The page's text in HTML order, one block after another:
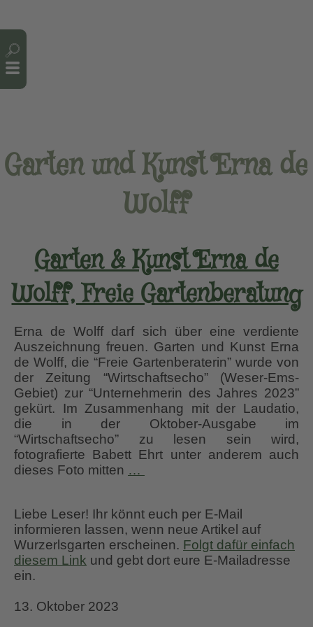
Garten und Kunst Erna de
Wolff
Garten & Kunst Erna de
Wolff, Freie Gartenberatung
Erna de Wolff darf sich über eine verdiente
Auszeichnung freuen. Garten und Kunst Erna
de Wolff, die “Freie Gartenberaterin” wurde von
der Zeitung “Wirtschaftsecho” (Weser-Ems-
Gebiet) zur “Unternehmerin des Jahres 2023”
gekürt. Im Zusammenhang mit der Laudatio,
die in der Oktober-Ausgabe im
“Wirtschaftsecho” zu lesen sein wird,
fotografierte Babett Ehrt unter anderem auch
dieses Foto mitten …
Erna
de
Wolff,
Freie
Liebe Leser! Ihr könnt euch per E-Mail
informieren lassen, wenn neue Artikel auf
Wurzerlsgarten erscheinen. Folgt dafür einfach
diesem Link und gebt dort eure E-Mailadresse
ein.
13. Oktober 2023